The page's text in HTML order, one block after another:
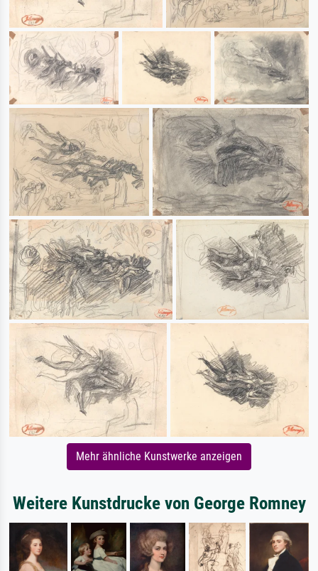
Mehr ähnliche Kunstwerke anzeigen
Weitere Kunstdrucke von George Romney